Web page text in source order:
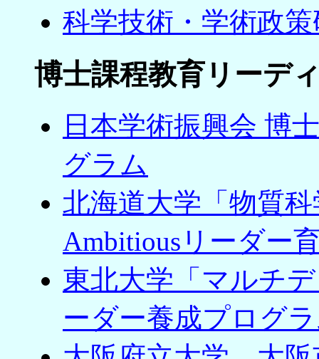
科学技術・学術政
博士課程教育リーデ
日本学術振興会 博
グラム
北海道大学「物質
Ambitiousリーダー
東北大学「マルチ
ーダー養成プログ